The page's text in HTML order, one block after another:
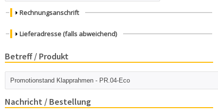
Anzeigen
Rechnungsanschrift
Anzeigen
Lieferadresse (falls abweichend)
Betreff / Produkt
Betreff / Produkt*
Nachricht / Bestellung